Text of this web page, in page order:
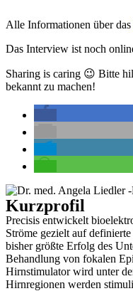
Alle Informationen über das
Das Interview ist noch
Sharing is caring 😉 Bitte
bekannt zu machen!
Kurzprofil
Precisis entwickelt
Ströme gezielt auf
bisher größte Erfolg des
Behandlung von fokalen
Hirnstimulator wird unter
Hirnregionen werden